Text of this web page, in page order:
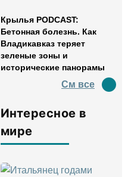
Крылья PODCAST:
Бетонная болезнь. Как
Владикавказ теряет
зеленые зоны и
исторические панорамы
См все
Интересное в
мире